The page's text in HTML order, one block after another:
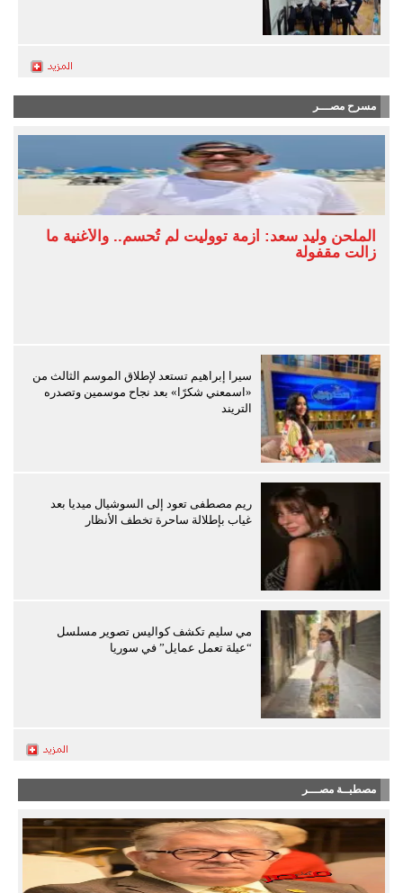
مسرح مصـــر
الملحن وليد سعد: أزمة تووليت لم تُحسم.. والأغنية ما
زالت مقفولة
سيرا إبراهيم تستعد لإطلاق الموسم الثالث من
«اسمعني شكرًا» بعد نجاح موسمين وتصدره
التريند
ريم مصطفى تعود إلى السوشيال ميديا بعد
غياب بإطلالة ساحرة تخطف الأنظار
مي سليم تكشف كواليس تصوير مسلسل
“عيلة تعمل عمايل” في سوريا
مصطبــة مصـــر